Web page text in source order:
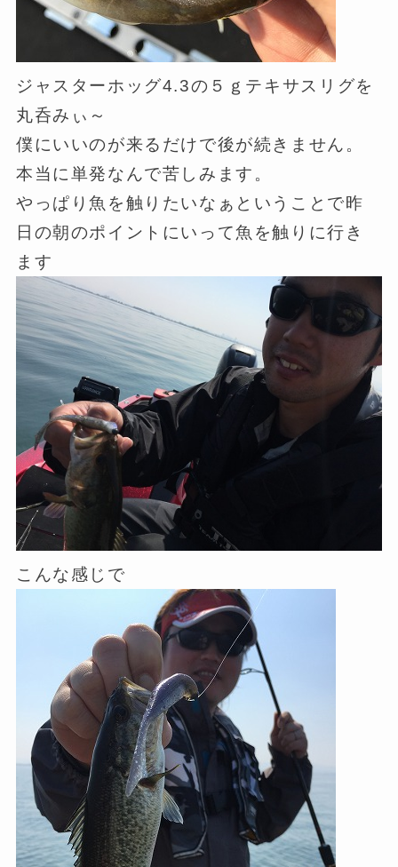
ジャスターホッグ4.3の５ｇテキサスリグを
丸呑みぃ～
僕にいいのが来るだけで後が続きません。
本当に単発なんで苦しみます。
やっぱり魚を触りたいなぁということで昨
日の朝のポイントにいって魚を触りに行き
ます
こんな感じで